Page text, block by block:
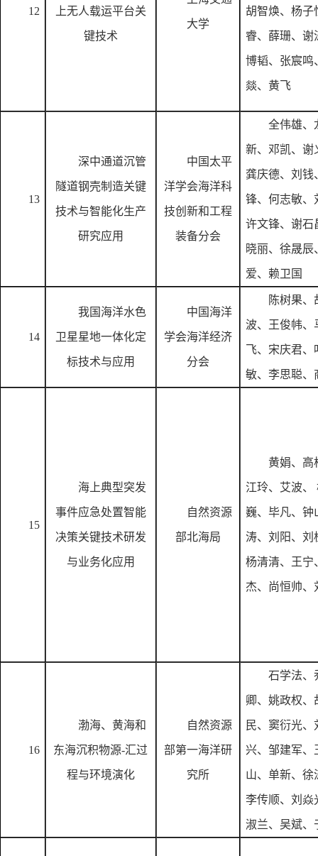
12 上无人载运平台关
键技术
大学
胡智焕、杨子
睿、薛珊、谢
博韬、张宸鸣
燚、黄飞
13
深中通道沉管
隧道钢壳制造关键
技术与智能化生产
研究应用
中国太平
洋学会海洋科
技创新和工程
装备分会
全伟雄、
新、邓凯、谢
龚庆德、刘钱
锋、何志敏、
许文锋、谢石
晓丽、徐晟辰
爱、赖卫国
14
我国海洋水色
卫星星地一体化定
标技术与应用
中国海洋
学会海洋经济
分会
陈树果、
波、王俊帏、
飞、宋庆君、
敏、李思聪、
15
海上典型突发
事件应急处置智能
决策关键技术研发
与业务化应用
自然资源
部北海局
黄娟、高
江玲、艾波、
巍、毕凡、钟
涛、刘阳、刘
杨清清、王宁
杰、尚恒帅、
16
渤海、黄海和
东海沉积物源-汇过
程与环境演化
自然资源
部第一海洋研
究所
石学法、
卿、姚政权、
民、窦衍光、
兴、邹建军、
山、单新、徐
李传顺、刘焱
淑兰、吴斌、